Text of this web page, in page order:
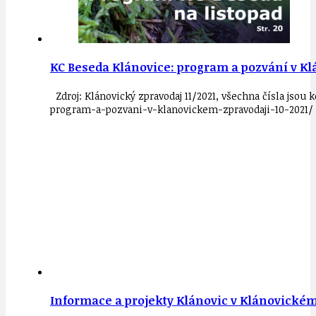
KC Beseda Klánovice: program a pozvání v
Zdroj: Klánovický zpravodaj 11/2021, všechna čísla
program-a-pozvani-v-klanovickem-zpravodaji-10-2021/
Informace a projekty Klánovic v